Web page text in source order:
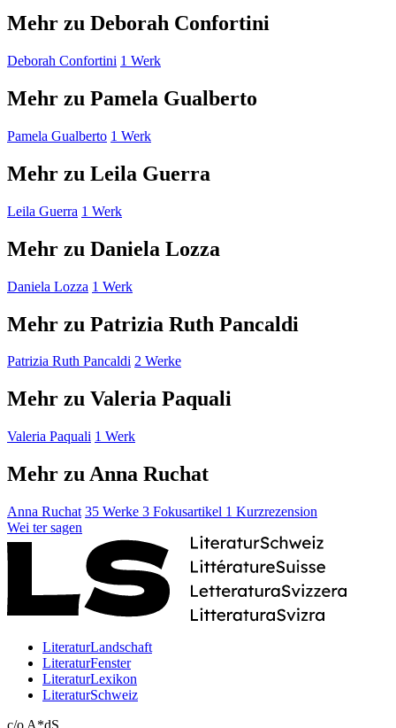
Mehr zu Deborah Confortini
Deborah Confortini 1 Werk
Mehr zu Pamela Gualberto
Pamela Gualberto 1 Werk
Mehr zu Leila Guerra
Leila Guerra 1 Werk
Mehr zu Daniela Lozza
Daniela Lozza 1 Werk
Mehr zu Patrizia Ruth Pancaldi
Patrizia Ruth Pancaldi 2 Werke
Mehr zu Valeria Paquali
Valeria Paquali 1 Werk
Mehr zu Anna Ruchat
Anna Ruchat 35 Werke 3 Fokusartikel 1 Kurzrezension
Wei ter sagen
LiteraturLandschaft
LiteraturFenster
LiteraturLexikon
LiteraturSchweiz
c/o A*dS